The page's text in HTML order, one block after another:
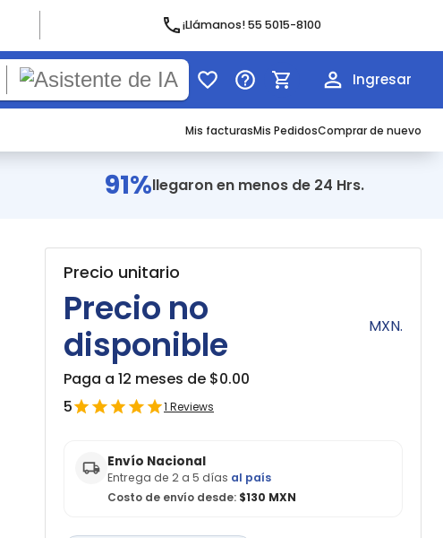
¡Llámanos! 55 5015-8100
Ingresar
Mis facturasMis PedidosComprar de nuevo
91%llegaron en menos de 24 Hrs.
Precio unitario
Precio no
disponible
MXN.
Paga a 12 meses de $0.00
5
1 Reviews
Envío Nacional
Entrega de 2 a 5 días al país
Costo de envío desde:$130 MXN